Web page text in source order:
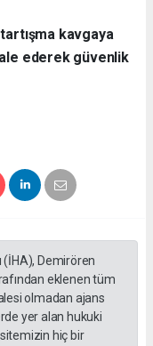
kavgaya
ederek güvenlik
(İHA), Demirören
eklenen tüm
olmadan ajans
yer alan hukuki
hiç bir